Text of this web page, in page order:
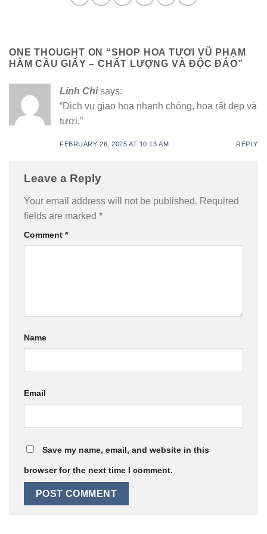
ONE THOUGHT ON “SHOP HOA TƯƠI VŨ PHẠM
HÀM CẦU GIẤY – CHẤT LƯỢNG VÀ ĐỘC ĐÁO”
Linh Chi says:
“Dịch vụ giao hoa nhanh chóng, hoa rất đẹp và
tươi.”
FEBRUARY 26, 2025 AT 10:13 AM REPLY
Leave a Reply
Your email address will not be published. Required
fields are marked *
Comment *
Name
Email
Save my name, email, and website in this
browser for the next time I comment.